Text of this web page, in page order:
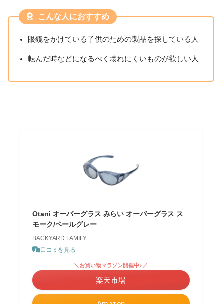
こんな人におすすめ
眼鏡をかけている子供のための製品を探している人
転んだ時などになるべく壊れにくいものが欲しい人
Otani オーバーグラス みらい オーバーグラス ス
モーク/ペールグレー
BACKYARD FAMILY
口コミを見る
＼お買い物マラソン開催中♪／
楽天市場